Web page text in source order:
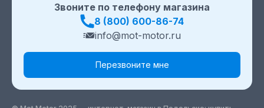
Звоните по телефону магазина
8 (800) 600-86-74
info@mot-motor.ru
Перезвоните мне